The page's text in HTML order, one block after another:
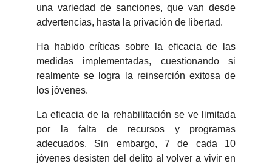
una variedad de sanciones, que van desde
advertencias, hasta la privación de libertad.
Ha habido críticas sobre la eficacia de las
medidas implementadas, cuestionando si
realmente se logra la reinserción exitosa de
los jóvenes.
La eficacia de la rehabilitación se ve limitada
por la falta de recursos y programas
adecuados. Sin embargo, 7 de cada 10
jóvenes desisten del delito al volver a vivir en